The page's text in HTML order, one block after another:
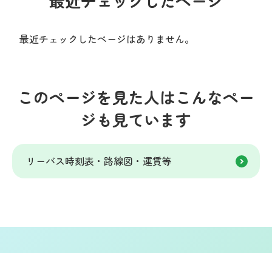
最近チェックしたページはありません。
このページを見た人はこんなペー
ジも見ています
リーバス時刻表・路線図・運賃等